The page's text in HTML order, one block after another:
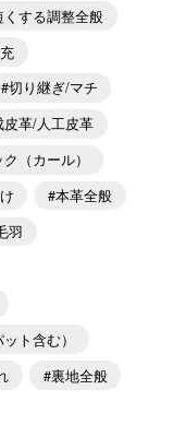
くする調整全般
切り継ぎ/マチ
皮革/人工皮革
（カール）
本革全般
羽
ト含む）
裏地全般